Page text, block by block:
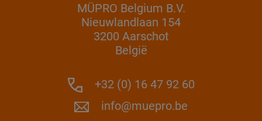
MÜPRO Belgium B.V.
Nieuwlandlaan 154
3200 Aarschot
België
+32 (0) 16 47 92 60
info@muepro.be